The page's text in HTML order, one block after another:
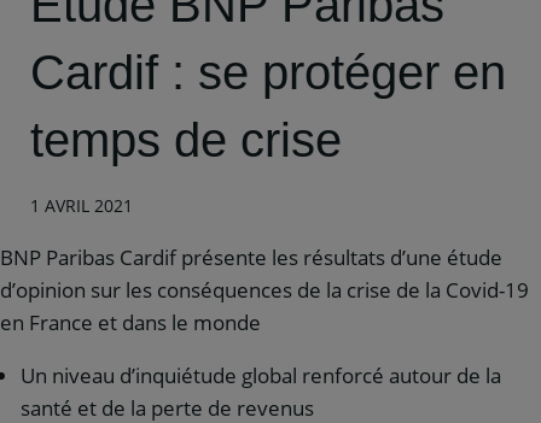
Cardif : se protéger en
temps de crise
1 AVRIL 2021
BNP Paribas Cardif présente les résultats d’une étude
d’opinion sur les conséquences de la crise de la Covid-19
en France et dans le monde
Un niveau d’inquiétude global renforcé autour de la
santé et de la perte de revenus